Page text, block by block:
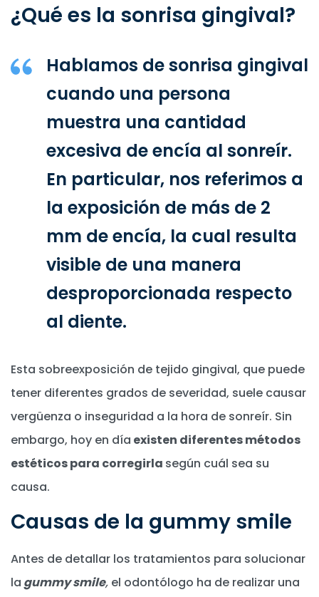
¿Qué es la sonrisa gingival?
Hablamos de sonrisa gingival
cuando una persona
muestra una cantidad
excesiva de encía al sonreír.
En particular, nos referimos a
la exposición de más de 2
mm de encía, la cual resulta
visible de una manera
desproporcionada respecto
al diente.
Esta sobreexposición de tejido gingival, que puede
tener diferentes grados de severidad, suele causar
vergüenza o inseguridad a la hora de sonreír. Sin
embargo, hoy en día existen diferentes métodos
estéticos para corregirla según cuál sea su
causa.
Causas de la gummy smile
Antes de detallar los tratamientos para solucionar
la gummy smile, el odontólogo ha de realizar una